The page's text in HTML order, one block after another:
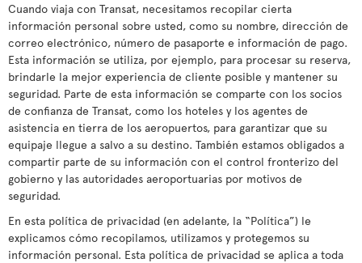
Cuando viaja con Transat, necesitamos recopilar cierta
información personal sobre usted, como su nombre, dirección de
correo electrónico, número de pasaporte e información de pago.
Esta información se utiliza, por ejemplo, para procesar su reserva,
brindarle la mejor experiencia de cliente posible y mantener su
seguridad. Parte de esta información se comparte con los socios
de confianza de Transat, como los hoteles y los agentes de
asistencia en tierra de los aeropuertos, para garantizar que su
equipaje llegue a salvo a su destino. También estamos obligados a
compartir parte de su información con el control fronterizo del
gobierno y las autoridades aeroportuarias por motivos de
seguridad.
En esta política de privacidad (en adelante, la “Política”) le
explicamos cómo recopilamos, utilizamos y protegemos su
información personal. Esta política de privacidad se aplica a toda